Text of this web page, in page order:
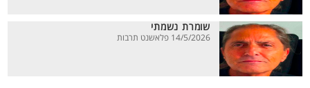
שומרת נשמתי
14/5/2026 פלאשנט תרבות